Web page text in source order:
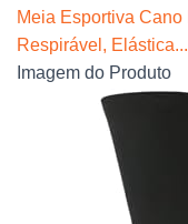
Meia Esportiva
Respirável, Elástica...
Imagem do Produto